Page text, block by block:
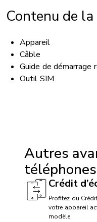
Contenu de
Appareil
Câble
Guide de démarrage
Outil SIM
TTY / ATS: Oui
Compatibilité avec
Dispositif mains
Autres
Crédit
Profitez du
votre appareil
modèle.